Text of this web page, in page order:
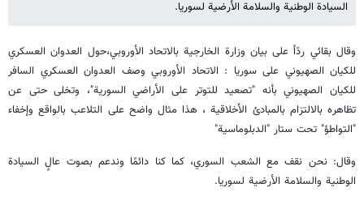
السيادة الوطنية والسلامة الأرضیة لسوريا.
وقال بقائي ردّاً على بيان وزارة الخارجية بالاتحاد الأوروبي،حول العدوان العسكري
للکیان الصهیوني على سوريا : الاتحاد الأوروبي وصف العدوان العسكري السافر
للکیان الصهیوني بأنه "تصعيد للتوتر على الأراضي السورية"، وتخلى حتى عن
تظاهره بالالتزام بالمبادئ الأخلاقية ، هذا مثال واضح على التلاعب بالواقع وإخفاء
"التواطؤ" تحت ستار "الدبلوماسية"
وقال: نحن نقف مع الشعب السوري، كما كنا دائمًا وندعم بصوت عالٍ السيادة
الوطنية والسلامة الأرضیة لسوريا.